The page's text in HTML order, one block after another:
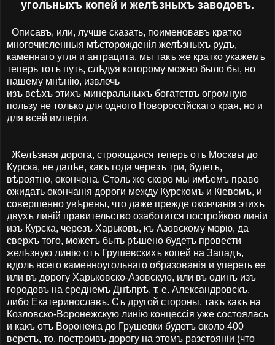
угольныхъ копей и желѣзныхъ заводовъ.
Описавъ, или, лучше сказать, поименовавъ кратко
многочисленныя мѣсторожденія желѣзныхъ рудъ,
каменнаго угля и антрацита, мы такъ же кратко укажемъ
теперь тотъ путь, слѣдуя которому можно было бы, но
нашему мнѣнію, извлечь
изъ всѣхъ этихъ минеральныхъ богатствъ огромную
пользу не только для одного Новороссійскаго края, но и
для всей имперіи.
Желѣзная дорога, строющаяся теперь отъ Москвы до
Курска, не далѣе, какъ года черезъ три, будетъ,
вѣроятно, окончена. Столь же скоро мы имѣемъ право
ожидать окончанія дороги между Курскомъ и Кіевомъ, и
совершенно увѣрены, что даже прежде окончанія этихъ
двухъ линій правительство озаботится постройкою линіи
изъ Курска, черезъ Харьковъ, къ Азовскому морю, да
сверхъ того, можетъ быть рѣшено будетъ провести
желѣзную линію отъ Грушевскихъ копей на Западъ,
вдоль всего каменноугольнаго образованія и упереть ее
или въ дорогу Харьковско-Азовскую, или въ одинъ изъ
городовъ на среднемъ Днѣпрѣ, т. е. Александровскъ,
либо Екатеринославъ. Съ другой стороны, такъ какъ на
Козловско-Воронежскую линію концессія уже состоялась
и какъ отъ Воронежа до Грушевки будетъ около 400
верстъ, то, построивъ дорогу на этомъ разстояніи (что